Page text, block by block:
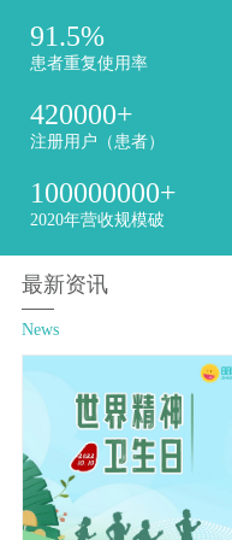
91.5%
患者重复使用率
420000+
注册用户（患者）
100000000+
2020年营收规模破
最新资讯
News